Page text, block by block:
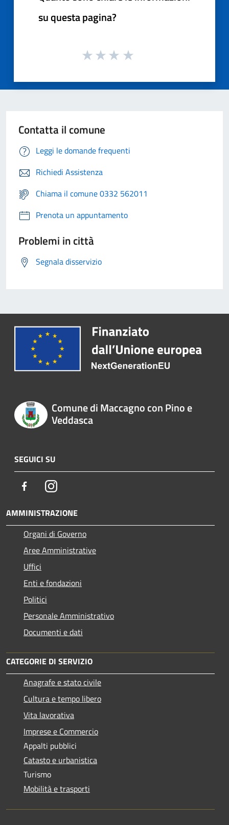
su questa pagina?
Contatta il comune
Leggi le domande frequenti
Richiedi Assistenza
Chiama il comune 0332 562011
Prenota un appuntamento
Problemi in città
Segnala disservizio
Comune di Maccagno con Pino e
Veddasca
SEGUICI SU
FacebookInstagram
AMMINISTRAZIONE
Organi di Governo
Aree Amministrative
Uffici
Enti e fondazioni
Politici
Personale Amministrativo
Documenti e dati
CATEGORIE DI SERVIZIO
Anagrafe e stato civile
Cultura e tempo libero
Vita lavorativa
Imprese e Commercio
Appalti pubblici
Catasto e urbanistica
Turismo
Mobilità e trasporti